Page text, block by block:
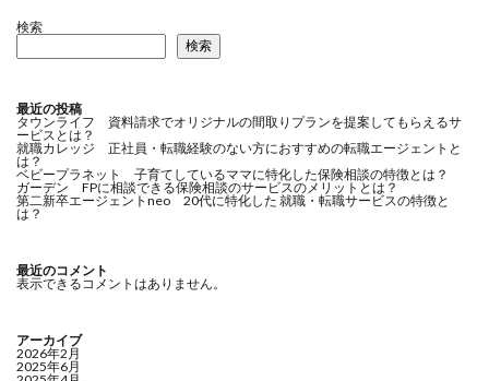
検索
検索
最近の投稿
タウンライフ 資料請求でオリジナルの間取りプランを提案してもらえるサ
ービスとは？
就職カレッジ 正社員・転職経験のない方におすすめの転職エージェントと
は？
ベビープラネット 子育てしているママに特化した保険相談の特徴とは？
ガーデン FPに相談できる保険相談のサービスのメリットとは？
第二新卒エージェントneo 20代に特化した 就職・転職サービスの特徴と
は？
最近のコメント
表示できるコメントはありません。
アーカイブ
2026年2月
2025年6月